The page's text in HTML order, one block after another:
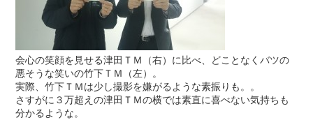
会心の笑顔を見せる津田ＴＭ（右）に比べ、どことなくバツの
悪そうな笑いの竹下ＴＭ（左）。
実際、竹下ＴＭは少し撮影を嫌がるような素振りも。。
さすがに３万超えの津田ＴＭの横では素直に喜べない気持ちも
分かるような。